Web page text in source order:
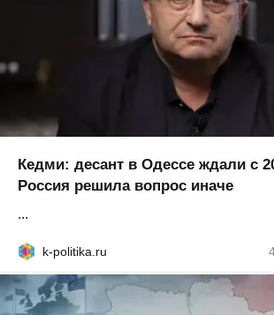
Кедми: десант в Одессе ждали с
Россия решила вопрос иначе
...
k-politika.ru